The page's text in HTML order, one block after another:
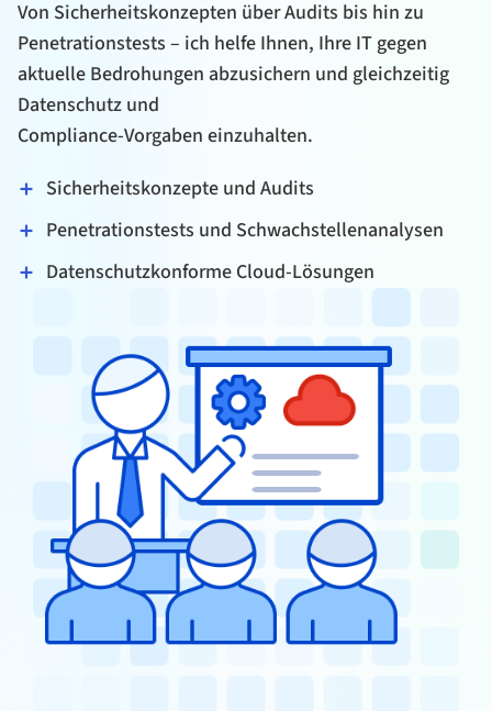
Von Sicherheitskonzepten über Audits bis hin zu
Penetrationstests – ich helfe Ihnen, Ihre IT gegen
aktuelle Bedrohungen abzusichern und gleichzeitig
Datenschutz und
Compliance-Vorgaben einzuhalten.
Sicherheitskonzepte und Audits
Penetrationstests und Schwachstellenanalysen
Datenschutzkonforme Cloud-Lösungen